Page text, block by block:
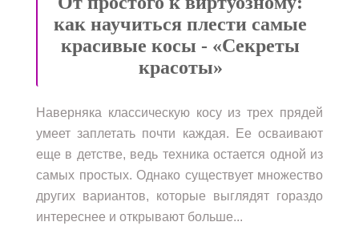
как научиться плести самые
красивые косы - «Секреты
красоты»
Наверняка классическую косу из трех прядей
умеет заплетать почти каждая. Ее осваивают
еще в детстве, ведь техника остается одной из
самых простых. Однако существует множество
других вариантов, которые выглядят гораздо
интереснее и открывают больше...